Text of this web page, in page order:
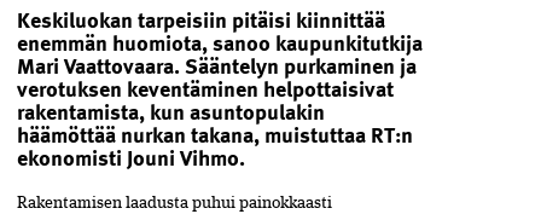
Keskiluokan tarpeisiin pitäisi kiinnittää
enemmän huomiota, sanoo kaupunkitutkija
Mari Vaattovaara. Sääntelyn purkaminen ja
verotuksen keventäminen helpottaisivat
rakentamista, kun asuntopulakin
häämöttää nurkan takana, muistuttaa RT:n
ekonomisti Jouni Vihmo.
Rakentamisen laadusta puhui painokkaasti